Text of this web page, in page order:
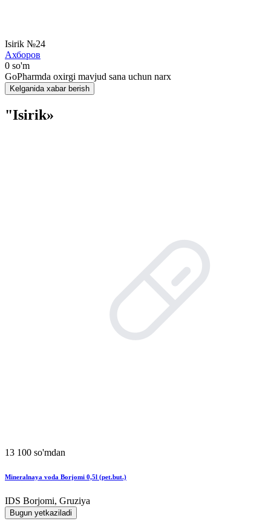
Isirik №24
Ахборов
0 so'm
GoPharmda oxirgi mavjud sana uchun narx
Kelganida xabar berish
"Isirik»
13 100 so'mdan
Mineralnaya voda Borjomi 0,5l (pet.but.)
IDS Borjomi, Gruziya
Bugun yetkaziladi